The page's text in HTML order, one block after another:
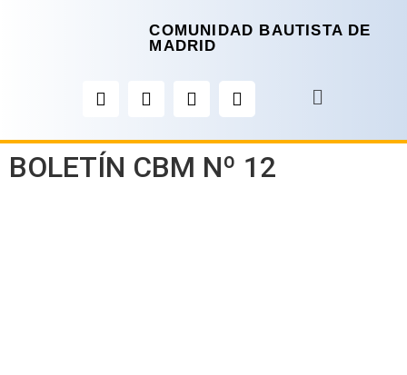
COMUNIDAD BAUTISTA DE
MADRID
BOLETÍN CBM Nº 12